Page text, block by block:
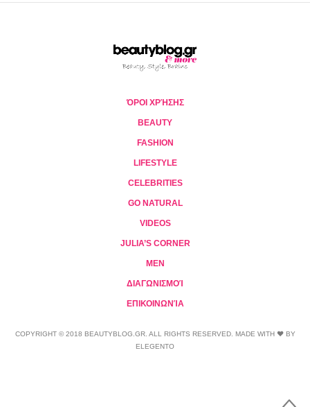
ΌΡΟΙ ΧΡΉΣΗΣ
BEAUTY
FASHION
LIFESTYLE
CELEBRITIES
GO NATURAL
VIDEOS
JULIA’S CORNER
MEN
ΔΙΑΓΩΝΙΣΜΟΊ
ΕΠΙΚΟΙΝΩΝΊΑ
COPYRIGHT © 2018 BEAUTYBLOG.GR. ALL RIGHTS RESERVED. MADE WITH ❤ BY
ELEGENTO